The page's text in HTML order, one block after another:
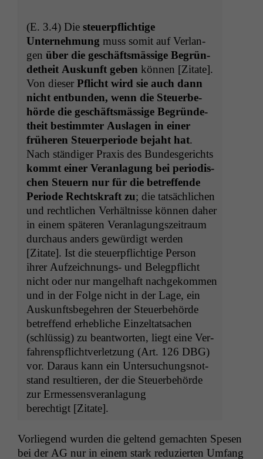
(E. 3.4) Die steuerpflichtige
Unternehmung muss somit auf Ver­lan­
gen über die geschäftsmäs­sige Begrün­
de­theit Auskun­ft geben kön­nen [Zitate].
Von dieser Pflicht wird sie auch dann
nicht ent­bun­den, wenn die Steuer­be­
hörde die geschäftsmäs­sige Begrün­de­
theit bes­timmter Aus­la­gen in ein­er
früheren Steuer­pe­ri­ode bejaht hat.
Nach ständi­ger Prax­is des Bun­des­gerichts
kommt ein­er Ver­an­la­gung bei peri­odis­
chen Steuern nur für die betr­e­f­fende
Peri­ode Recht­skraft zu; die tat­säch­lichen
und rechtlichen Ver­hält­nisse kön­nen daher
in einem späteren Ver­an­la­gungszeitraum
dur­chaus anders gewürdigt wer­den
[Zitate]. Ist die steuerpflichtige Per­son
ihrer Aufze­ich­nungs- und Belegpflicht
nicht oder nur man­gel­haft nachgekom­men
und in der Folge nicht in der Lage, ein
Auskun­fts­begehren der Steuer­be­hörde
betr­e­f­fend erhe­bliche Einzeltat­sachen
(schlüs­sig) zu beant­worten, liegt eine Ver­
fahren­spflichtver­let­zung (Art. 126 DBG)
vor. Daraus kann ein Unter­suchungsnot­
stand resul­tieren, der die Steuer­be­hörde
zur Ermessensver­an­la­gung
berechtigt [Zitate].
Vor­liegend wur­den die gel­tend gemacht­en Spe­sen
bei der AG nur in einem stark reduzierten Umfang